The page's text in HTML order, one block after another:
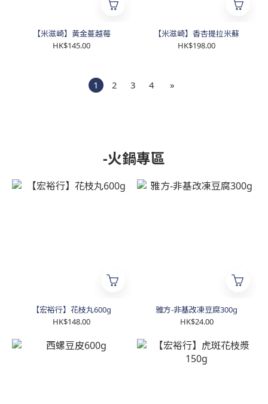
【米滋崎】黃金蔓越莓
HK$145.00
【米滋崎】香杏提拉米蘇
HK$198.00
1 2 3 4 »
-火鍋專區
【宏裕行】花枝丸600g
HK$148.00
雅方-非基改凍豆腐300g
HK$24.00